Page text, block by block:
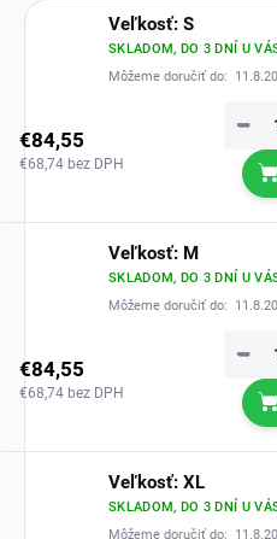
Veľkosť: S
SKLADOM, DO 3 DNÍ U
Môžeme doručiť do:
€84,55
€68,74 bez DPH
−
Veľkosť: M
SKLADOM, DO 3 DNÍ U
Môžeme doručiť do:
€84,55
€68,74 bez DPH
−
Veľkosť: XL
SKLADOM, DO 3 DNÍ U
Môžeme doručiť do: